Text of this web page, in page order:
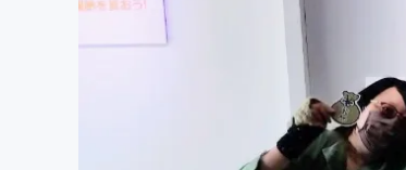
ビジネス・起業
まちづくり・地域活性化